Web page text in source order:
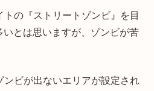
の『ストリートゾンビ』を目
とは思いますが、ゾンビが苦
ンビが出ないエリアが設定され